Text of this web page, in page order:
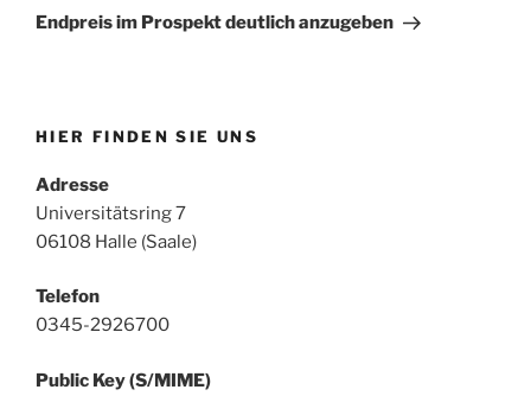
Beitrag
Endpreis im Prospekt deutlich anzugeben
HIER FINDEN SIE UNS
Adresse
Universitätsring 7
06108 Halle (Saale)
Telefon
0345-2926700
Public Key (S/MIME)